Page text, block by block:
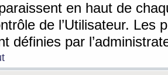
en haut de
de l’Utilisateur. Les
définies par